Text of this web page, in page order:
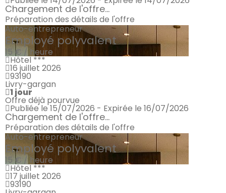
Chargement de l'offre...
Préparation des détails de l'offre
Auto-entrepreneur
Employé polyvalent
15 € / heure
Hôtel ***
16 juillet 2026
93190
Livry-gargan
1 jour
Offre déjà pourvue
Publiée le 15/07/2026 - Expirée le 16/07/2026
Chargement de l'offre...
Préparation des détails de l'offre
Auto-entrepreneur
Employé polyvalent
15 € / heure
Hôtel ***
17 juillet 2026
93190